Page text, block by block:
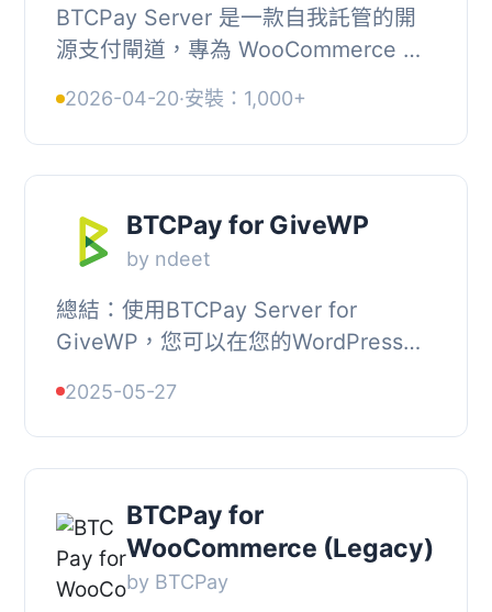
BTCPay Server 是一款自我託管的開
源支付閘道，專為 WooCommerce 設
付。此外掛提供零手續費、全自動化系
統及安全的支付選項...
2026-04-20·安裝：1,000+
BTCPay for GiveWP
by ndeet
總結：使用BTCPay Server for
GiveWP，您可以在您的WordPress網
性、自助式、開源的付款網關，可以無
需任何費用地接受比特幣...
2025-05-27
BTCPay for
WooCommerce (Legacy)
by BTCPay